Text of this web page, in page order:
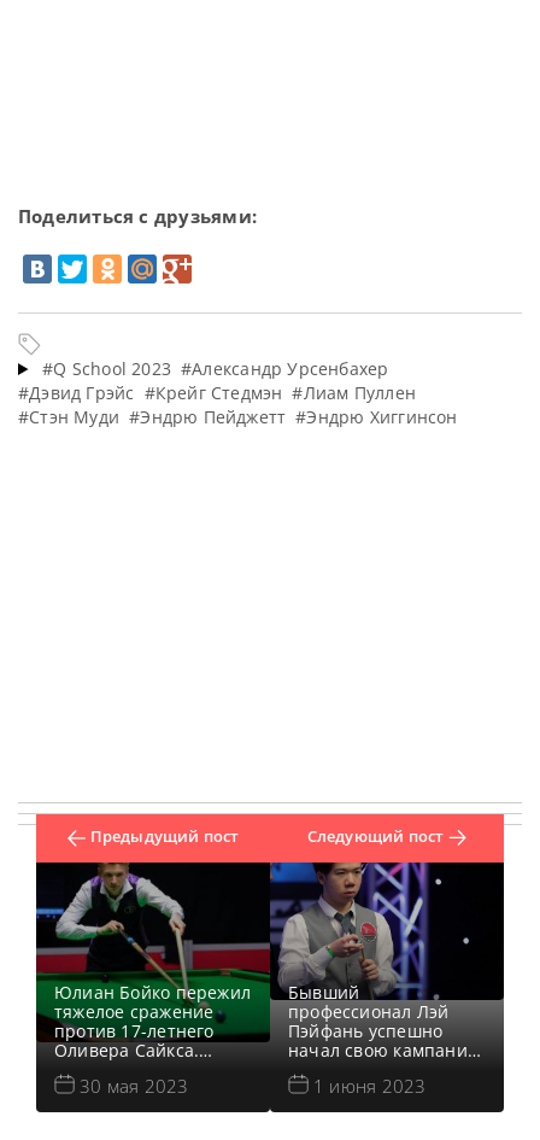
Поделиться с друзьями:
#Q School 2023 #Александр Урсенбахер
#Дэвид Грэйс #Крейг Стедмэн #Лиам Пуллен
#Стэн Муди #Эндрю Пейджетт #Эндрю Хиггинсон
Предыдущий пост
Юлиан Бойко пережил
тяжелое сражение
против 17-летнего
Оливера Сайкса.
Юлиану понадобились
розовый и черный в
решающем фрейме,
30 мая 2023
Следующий пост
Бывший
профессионал Лэй
Пэйфань успешно
начал свою кампанию
Q School в Азии и
Океании в Бангкоке,
обыграв пакистанца
1 июня 2023